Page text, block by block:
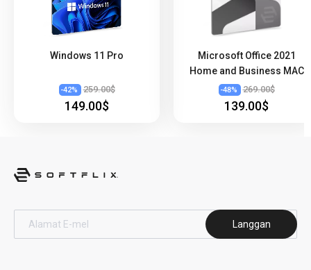
Windows 11 Pro
-42% 259.00$
149.00$
Microsoft Office 2021
Home and Business MAC
-48% 269.00$
139.00$
Langgan